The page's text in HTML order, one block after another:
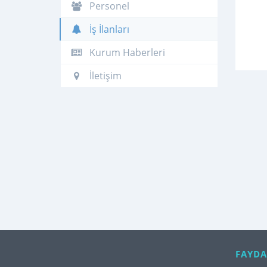
Personel
İş İlanları
Kurum Haberleri
İletişim